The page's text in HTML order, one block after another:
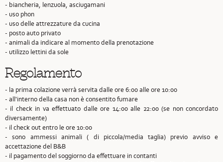
- biancheria, lenzuola, asciugamani
- uso phon
- uso delle attrezzature da cucina
- posto auto privato
- animali da indicare al momento della prenotazione
- utilizzo lettini da sole
Regolamento
- la prima colazione verrà servita dalle ore 6:00 alle ore 10:00
- all'interno della casa non è consentito fumare
- il check in va effettuato dalle ore 14:00 alle 22:00 (se non concordato
diversamente)
- il check out entro le ore 10:00
- sono ammessi animali ( di piccola/media taglia) previo avviso e
accettazione del B&B
- il pagamento del soggiorno da effettuare in contanti